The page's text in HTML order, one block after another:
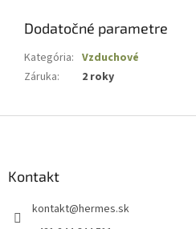
Dodatočné parametre
Kategória: Vzduchové
Záruka: 2 roky
Kontakt
kontakt@hermes.sk